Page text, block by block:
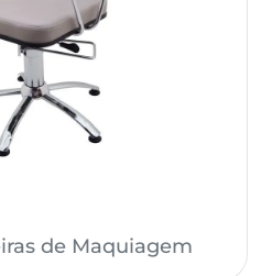
de Maquiagem